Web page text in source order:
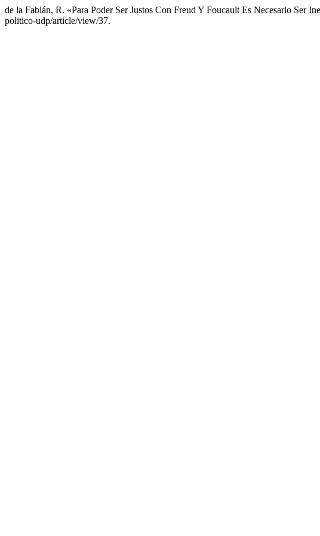
de la Fabián, R. «Para Poder Ser Justos Con Freud Y Foucault Es Necesario Ser
politico-udp/article/view/37.